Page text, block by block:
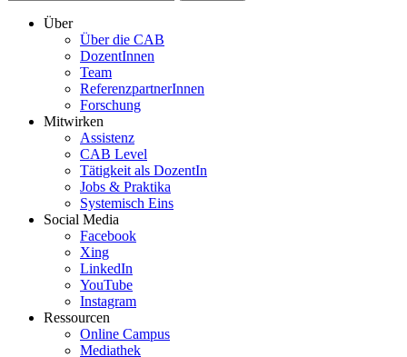
Über
Über die CAB
DozentInnen
Team
ReferenzpartnerInnen
Forschung
Mitwirken
Assistenz
CAB Level
Tätigkeit als DozentIn
Jobs & Praktika
Systemisch Eins
Social Media
Facebook
Xing
LinkedIn
YouTube
Instagram
Ressourcen
Online Campus
Mediathek